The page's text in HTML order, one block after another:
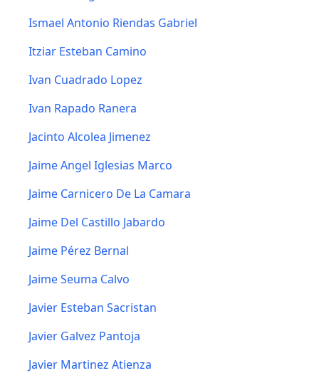
Ismael Antonio Riendas Gabriel
Itziar Esteban Camino
Ivan Cuadrado Lopez
Ivan Rapado Ranera
Jacinto Alcolea Jimenez
Jaime Angel Iglesias Marco
Jaime Carnicero De La Camara
Jaime Del Castillo Jabardo
Jaime Pérez Bernal
Jaime Seuma Calvo
Javier Esteban Sacristan
Javier Galvez Pantoja
Javier Martinez Atienza